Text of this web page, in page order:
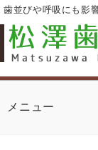
歯並びや呼吸にも影
メニュー